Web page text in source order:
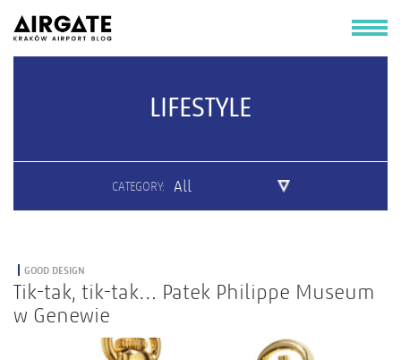
LIFESTYLE
CATEGORY: All
GOOD DESIGN
Tik-tak, tik-tak… Patek Philippe Museum
w Genewie